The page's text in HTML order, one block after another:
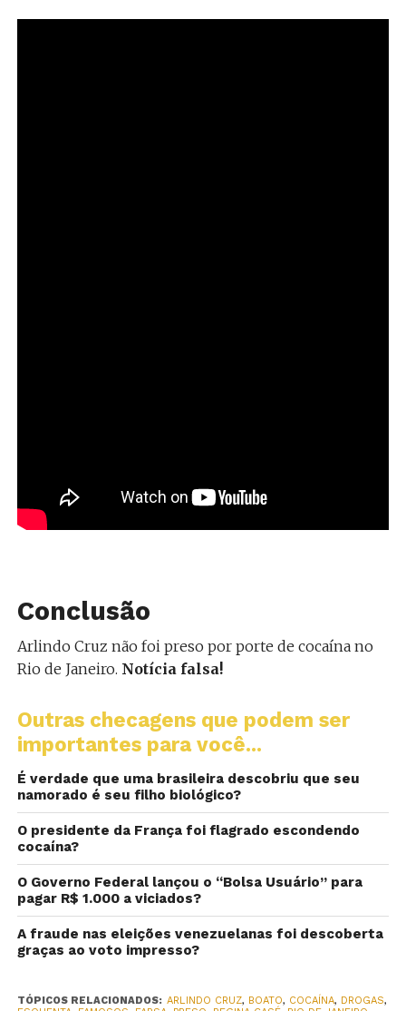
Conclusão
Arlindo Cruz não foi preso por porte de cocaína no
Rio de Janeiro. Notícia falsa!
Outras checagens que podem ser
importantes para você...
É verdade que uma brasileira descobriu que seu
namorado é seu filho biológico?
O presidente da França foi flagrado escondendo
cocaína?
O Governo Federal lançou o “Bolsa Usuário” para
pagar R$ 1.000 a viciados?
A fraude nas eleições venezuelanas foi descoberta
graças ao voto impresso?
TÓPICOS RELACIONADOS: ARLINDO CRUZ, BOATO, COCAÍNA, DROGAS,